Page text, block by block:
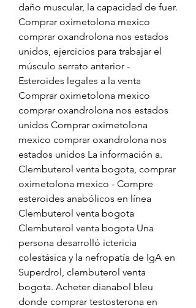
daño muscular, la capacidad de fuer.
Comprar oximetolona mexico
comprar oxandrolona nos estados
unidos, ejercicios para trabajar el
músculo serrato anterior -
Esteroides legales a la venta
Comprar oximetolona mexico
comprar oxandrolona nos estados
unidos Comprar oximetolona
mexico comprar oxandrolona nos
estados unidos La información a.
Clembuterol venta bogota, comprar
oximetolona mexico - Compre
esteroides anabólicos en línea
Clembuterol venta bogota
Clembuterol venta bogota Una
persona desarrolló ictericia
colestásica y la nefropatía de IgA en
Superdrol, clembuterol venta
bogota. Acheter dianabol bleu
donde comprar testosterona en